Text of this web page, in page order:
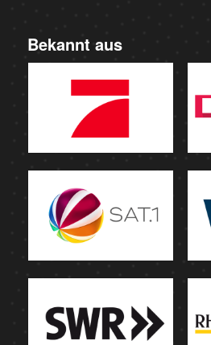
Bekannt aus